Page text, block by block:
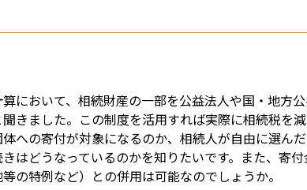
において、相続財産の一部を公益法人や国・地方
きました。この制度を活用すれば実際に相続税を
への寄付が対象になるのか、相続人が自由に選ん
はどうなっているのかを知りたいです。また、寄
の特例など）との併用は可能なのでしょうか。